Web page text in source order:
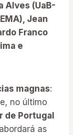
Alves (UaB-
Jean
Franco
e
magnas:
no último
de Portugal
as